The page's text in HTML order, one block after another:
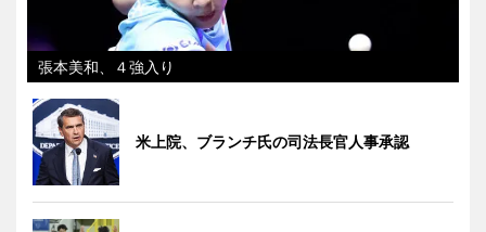
張本美和、４強入り
米上院、ブランチ氏の司法長官人事承認